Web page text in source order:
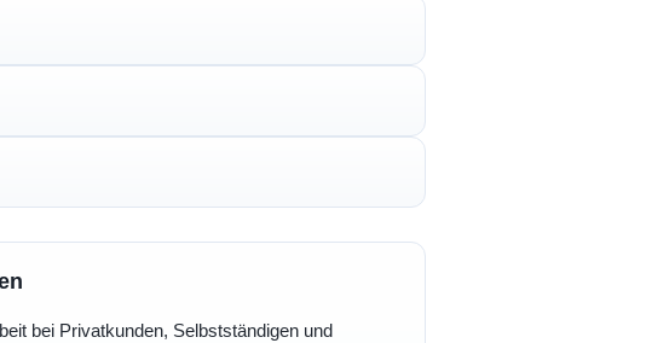
bei Privatkunden, Selbstständigen und